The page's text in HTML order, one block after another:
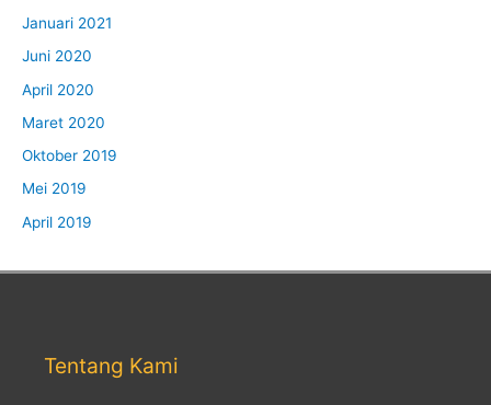
Januari 2021
Juni 2020
April 2020
Maret 2020
Oktober 2019
Mei 2019
April 2019
Tentang Kami